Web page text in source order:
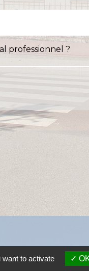
professionnel ?
to activate